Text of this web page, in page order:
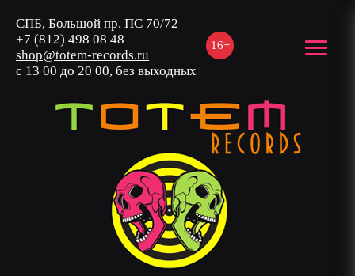
16+
СПБ, Большой пр. ПС 70/72
+7 (812) 498 08 48
shop@totem-records.ru
с 13 00 до 20 00, без выходных